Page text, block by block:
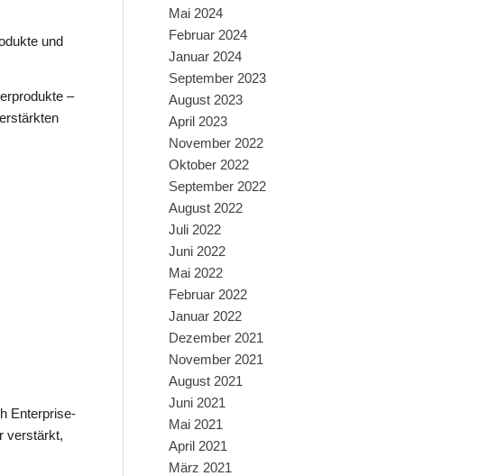
und
–
Enterprise-
verstärkt,
Mai 2024
Februar 2024
Januar 2024
September 2023
August 2023
April 2023
November 2022
Oktober 2022
September 2022
August 2022
Juli 2022
Juni 2022
Mai 2022
Februar 2022
Januar 2022
Dezember 2021
November 2021
August 2021
Juni 2021
Mai 2021
April 2021
März 2021